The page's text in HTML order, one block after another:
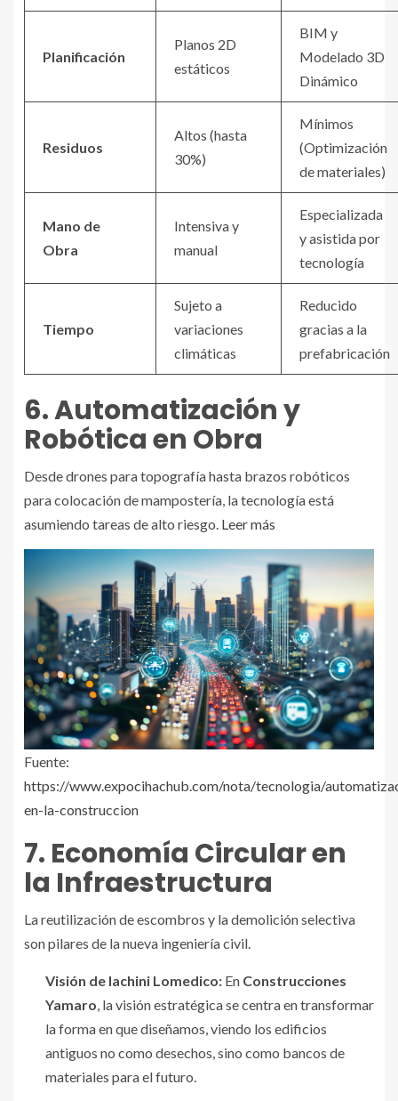
Planificación
Planos 2D
estáticos
BIM y
Modelado 3D
Dinámico
Residuos
Altos (hasta
30%)
Mínimos
(Optimización
de materiales)
Mano de
Obra
Intensiva y
manual
Especializada
y asistida por
tecnología
Tiempo
Sujeto a
variaciones
climáticas
Reducido
gracias a la
prefabricación
6. Automatización y
Robótica en Obra
Desde drones para topografía hasta brazos robóticos
para colocación de mampostería, la tecnología está
asumiendo tareas de alto riesgo. Leer más
Fuente:
https://www.expocihachub.com/nota/tecnologia/
en-la-construccion
7. Economía Circular en
la Infraestructura
La reutilización de escombros y la demolición selectiva
son pilares de la nueva ingeniería civil.
Visión de Iachini Lomedico: En Construcciones
Yamaro, la visión estratégica se centra en transformar
la forma en que diseñamos, viendo los edificios
antiguos no como desechos, sino como bancos de
materiales para el futuro.